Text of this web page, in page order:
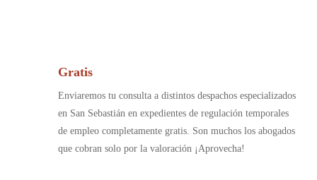
Gratis
Enviaremos tu consulta a distintos despachos especializados
en San Sebastián en expedientes de regulación temporales
de empleo completamente gratis. Son muchos los abogados
que cobran solo por la valoración ¡Aprovecha!